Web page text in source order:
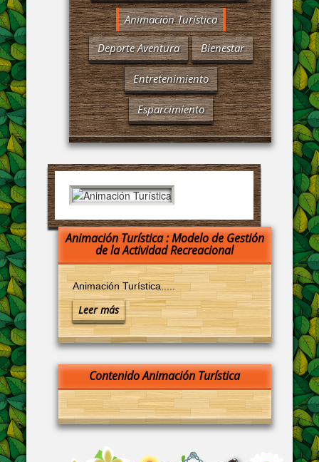
Animación Turística
Deporte Aventura
Bienestar
Entretenimiento
Esparcimiento
Animación Turística : Modelo de Gestión
de la Actividad Recreacional
Animación Turística.....
Leer más
Contenido Animación Turística